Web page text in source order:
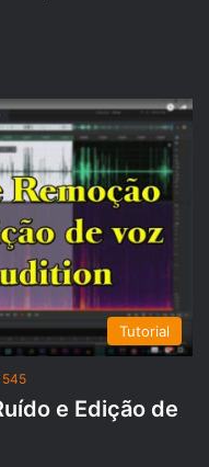
Tutorial
545
e Edição de